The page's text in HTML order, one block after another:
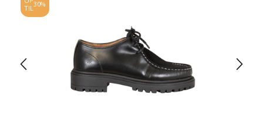
TIL 30%